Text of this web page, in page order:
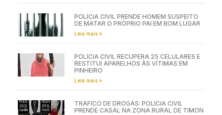
POLÍCIA CIVIL PRENDE HOMEM SUSPEITO
DE MATAR O PRÓPRIO PAI EM BOM LUGAR
Leia mais »
POLÍCIA CIVIL RECUPERA 25 CELULARES E
RESTITUI APARELHOS ÀS VÍTIMAS EM
PINHEIRO
Leia mais »
TRÁFICO DE DROGAS: POLÍCIA CIVIL
PRENDE CASAL NA ZONA RURAL DE TIMON